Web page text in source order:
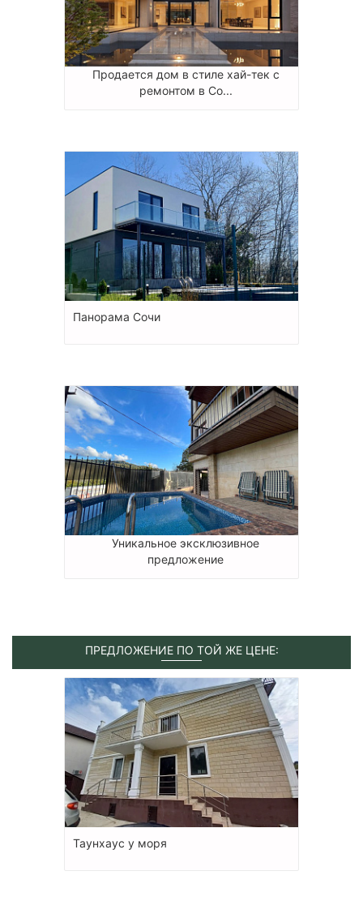
Продается дом в стиле хай-тек с
ремонтом в Со...
Панорама Сочи
Уникальное эксклюзивное
предложение
ПРЕДЛОЖЕНИЕ ПО ТОЙ ЖЕ ЦЕНЕ:
Таунхаус у моря